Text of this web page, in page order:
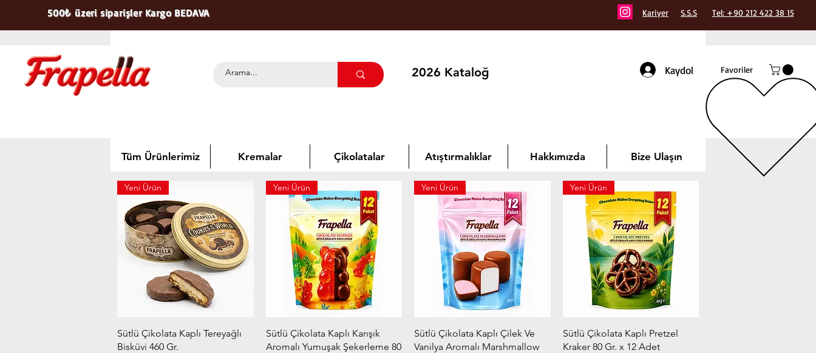
500₺ üzeri siparişler Kargo BEDAVA Kariyer S.S.S Tel: +90 212 422 38 15
2026 Kataloğ Kaydol Favoriler
Tüm Ürünlerimiz Kremalar Çikolatalar Atıştırmalıklar Hakkımızda Bize Ulaşın
Hızlı Bakış
Yeni Ürün
Sütlü Çikolata Kaplı Tereyağlı
Bisküvi 460 Gr.
Hızlı Bakış
Yeni Ürün
Sütlü Çikolata Kaplı Karışık
Aromalı Yumuşak Şekerleme 80
Hızlı Bakış
Yeni Ürün
Sütlü Çikolata Kaplı Çilek Ve
Vanilya Aromalı Marshmallow
Hızlı Bakış
Yeni Ürün
Sütlü Çikolata Kaplı Pretzel
Kraker 80 Gr. x 12 Adet